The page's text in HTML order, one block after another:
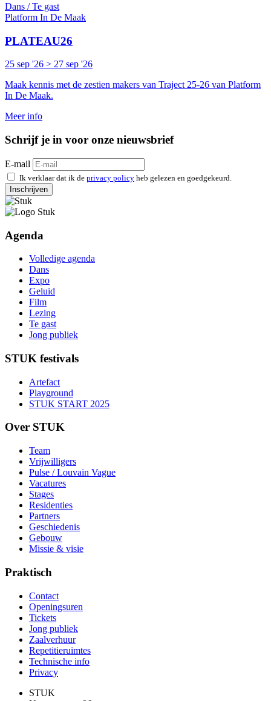
Dans / Te gast
Platform In De Maak
PLATEAU26
25 sep '26 > 27 sep '26
Maak kennis met de zestien makers van Traject 25-26 van Platform
In De Maak.
Meer info
Schrijf je in voor onze nieuwsbrief
E-mail
Ik verklaar dat ik de privacy policy heb gelezen en goedgekeurd.
Inschrijven
Agenda
Volledige agenda
Dans
Expo
Geluid
Film
Lezing
Te gast
Jong publiek
STUK festivals
Artefact
Playground
STUK START 2025
Over STUK
Team
Vrijwilligers
Pulse / Louvain Vague
Vacatures
Stages
Residenties
Partners
Geschiedenis
Gebouw
Missie & visie
Praktisch
Contact
Openingsuren
Tickets
Jong publiek
Zaalverhuur
Repetitieruimtes
Technische info
Privacy
STUK